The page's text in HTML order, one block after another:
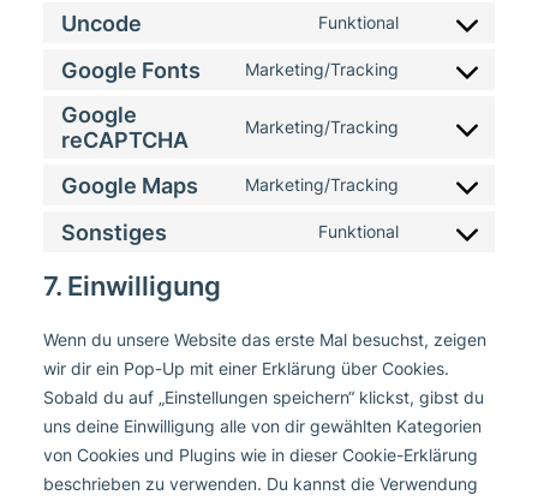
google-
analytics
wordpress
Uncode Funktional
Consent
uncode
Google Fonts Marketing/Tracking
Consent
service
Google
reCAPTCHA
Marketing/Tracking
Consent
service
google-
Google Maps Marketing/Tracking
Consent
Sonstiges Funktional
Consent
sonstiges
7. Einwilligung
Wenn du unsere Website das erste Mal besuchst, zeigen
wir dir ein Pop-Up mit einer Erklärung über Cookies.
Sobald du auf „Einstellungen speichern“ klickst, gibst du
uns deine Einwilligung alle von dir gewählten Kategorien
von Cookies und Plugins wie in dieser Cookie-Erklärung
beschrieben zu verwenden. Du kannst die Verwendung